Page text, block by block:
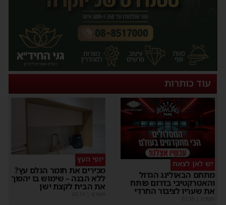
עוד כותרות
יש לאן לצאת
מתחם הבאולינג הגדול
והאטרקטיבי בדרום פותח
את שעריו לציבור החרדי
מקודם
יופי העץ
מכירים את חומר הגלם עץ?
ללא הבנה – שימוש בו יהפוך
את הבית לקצת ישן
מקודם